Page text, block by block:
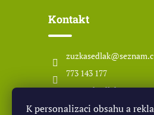
K personalizaci obsahu a
Kontakt
zuzkasedlak@
773 143 177
www.odsedlaka.com
odsedlaka